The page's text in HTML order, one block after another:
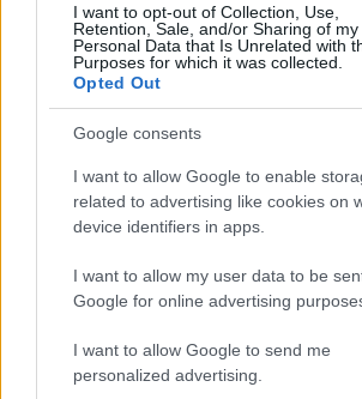
I want to opt-out of Collection, Use,
Retention, Sale, and/or Sharing of my
Personal Data that Is Unrelated with
Purposes for which it was collected.
Opted Out
Google consents
I want to allow Google to enable
related to advertising like cookies on
device identifiers in apps.
I want to allow my user data to be
Google for online advertising
I want to allow Google to send me
personalized advertising.
Brentolie daalt naar 88.9 dollar:
Sanne De Vries · 6 aug 2026
NEWS